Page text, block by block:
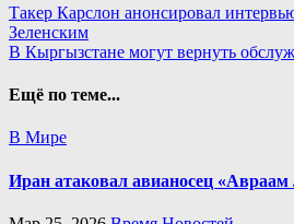
Навигация
по
Такер Карслон анонсировал
Зеленским
В Кыргызстане могут вернуть
Ещё по теме...
В Мире
Иран атаковал авианосец